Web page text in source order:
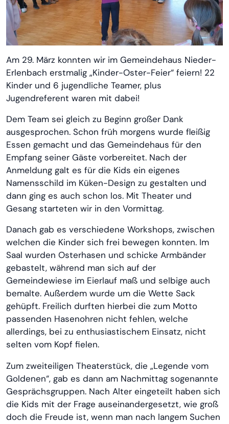
Am 29. März konnten wir im Gemeindehaus Nieder-
Erlenbach erstmalig „Kinder-Oster-Feier“ feiern! 22
Kinder und 6 jugendliche Teamer, plus
Jugendreferent waren mit dabei!
Dem Team sei gleich zu Beginn großer Dank
ausgesprochen. Schon früh morgens wurde fleißig
Essen gemacht und das Gemeindehaus für den
Empfang seiner Gäste vorbereitet. Nach der
Anmeldung galt es für die Kids ein eigenes
Namensschild im Küken-Design zu gestalten und
dann ging es auch schon los. Mit Theater und
Gesang starteten wir in den Vormittag.
Danach gab es verschiedene Workshops, zwischen
welchen die Kinder sich frei bewegen konnten. Im
Saal wurden Osterhasen und schicke Armbänder
gebastelt, während man sich auf der
Gemeindewiese im Eierlauf maß und selbige auch
bemalte. Außerdem wurde um die Wette Sack
gehüpft. Freilich durften hierbei die zum Motto
passenden Hasenohren nicht fehlen, welche
allerdings, bei zu enthusiastischem Einsatz, nicht
selten vom Kopf fielen.
Zum zweiteiligen Theaterstück, die „Legende vom
Goldenen“, gab es dann am Nachmittag sogenannte
Gesprächsgruppen. Nach Alter eingeteilt haben sich
die Kids mit der Frage auseinandergesetzt, wie groß
doch die Freude ist, wenn man nach langem Suchen